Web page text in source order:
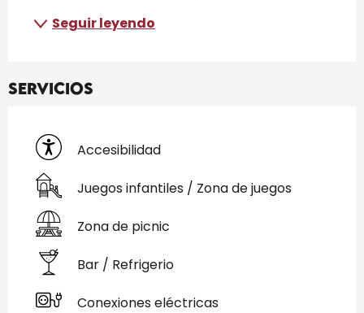
Seguir leyendo
Servicios
Accesibilidad
Juegos infantiles / Zona de juegos
Zona de picnic
Bar / Refrigerio
Conexiones eléctricas